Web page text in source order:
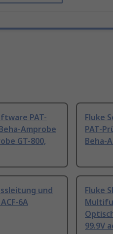
PAT-
Amprobe
GT-800,
Fluke
PAT-
Beha-
und
6A
Fluke
99.9V